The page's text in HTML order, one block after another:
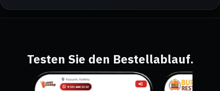
Testen Sie den Bestellablauf.